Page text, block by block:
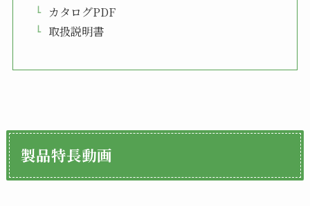
カタログPDF
取扱説明書
製品特長動画